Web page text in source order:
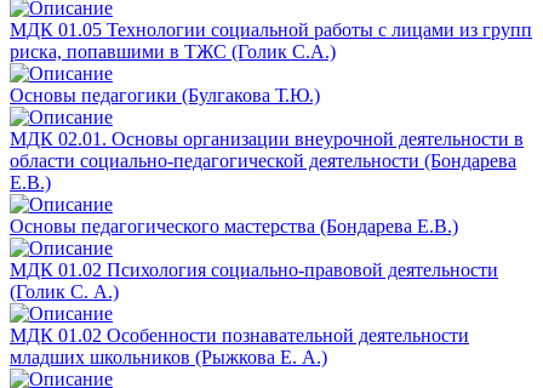
МДК 01.05 Технологии социальной работы с лицами из групп
риска, попавшими в ТЖС (Голик С.А.)
Основы педагогики (Булгакова Т.Ю.)
МДК 02.01. Основы организации внеурочной деятельности в
области социально-педагогической деятельности (Бондарева
Е.В.)
Основы педагогического мастерства (Бондарева Е.В.)
МДК 01.02 Психология социально-правовой деятельности
(Голик С. А.)
МДК 01.02 Особенности познавательной деятельности
младших школьников (Рыжкова Е. А.)